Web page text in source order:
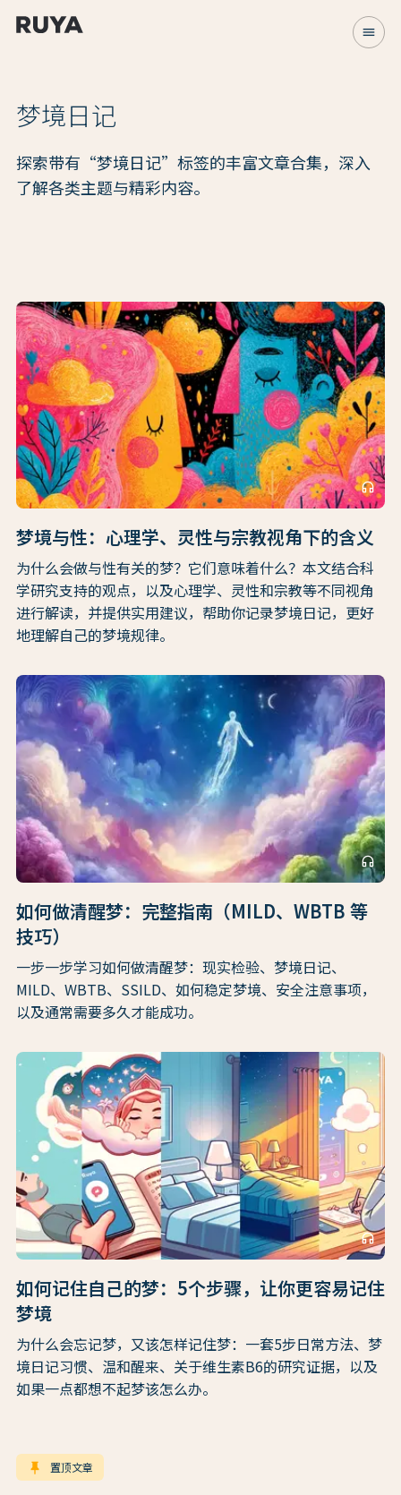
menu
梦境日记
探索带有“梦境日记”标签的丰富文章合集，深入
了解各类主题与精彩内容。
headphones
梦境与性：心理学、灵性与宗教视角下的含义
为什么会做与性有关的梦？它们意味着什么？本文结合科
学研究支持的观点，以及心理学、灵性和宗教等不同视角
进行解读，并提供实用建议，帮助你记录梦境日记，更好
地理解自己的梦境规律。
headphones
如何做清醒梦：完整指南（MILD、WBTB 等
技巧）
一步一步学习如何做清醒梦：现实检验、梦境日记、
MILD、WBTB、SSILD、如何稳定梦境、安全注意事项，
以及通常需要多久才能成功。
headphones
如何记住自己的梦：5个步骤，让你更容易记住
梦境
为什么会忘记梦，又该怎样记住梦：一套5步日常方法、梦
境日记习惯、温和醒来、关于维生素B6的研究证据，以及
如果一点都想不起梦该怎么办。
keep 置顶文章